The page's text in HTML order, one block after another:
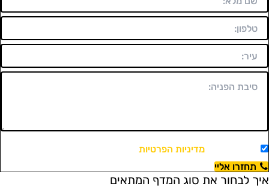
מאשר/ת את מדיניות הפרטיותויצירת קשר.
תחזרו אליי
לבחור את סוג המדף המתאים